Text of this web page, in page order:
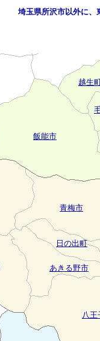
越生
飯能市
埼玉県所沢市以外に、
あきる野市
八王
日の出町
青梅市